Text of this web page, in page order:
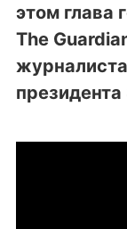
этом глава
The